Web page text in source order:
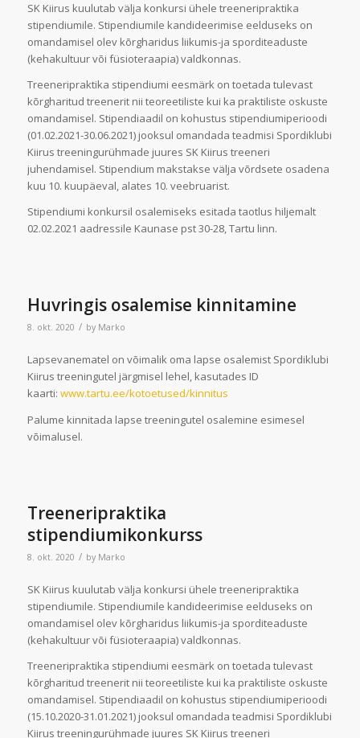
SK Kiirus kuulutab välja konkursi ühele treeneripraktika
stipendiumile. Stipendiumile kandideerimise eelduseks on
omandamisel olev kõrgharidus liikumis-ja sporditeaduste
(kehakultuur või füsioteraapia) valdkonnas.
Treeneripraktika stipendiumi eesmärk on toetada tulevast
kõrgharitud treenerit nii teoreetiliste kui ka praktiliste oskuste
omandamisel. Stipendiaadil on kohustus stipendiumiperioodi
(01.02.2021-30.06.2021) jooksul omandada teadmisi Spordiklubi
Kiirus treeningurühmade juures SK Kiirus treeneri
juhendamisel. Stipendium makstakse välja võrdsete osadena
kuu 10. kuupäeval, alates 10. veebruarist.
Stipendiumi konkursil osalemiseks esitada taotlus hiljemalt
02.02.2021 aadressile Kaunase pst 30-28, Tartu linn.
Huvringis osalemise kinnitamine
8. okt. 2020 / by Marko
Lapsevanematel on võimalik oma lapse osalemist Spordiklubi
Kiirus treeningutel järgmisel lehel, kasutades ID
kaarti: www.tartu.ee/kotoetused/kinnitus
Palume kinnitada lapse treeningutel osalemine esimesel
võimalusel.
Treeneripraktika
stipendiumikonkurss
8. okt. 2020 / by Marko
SK Kiirus kuulutab välja konkursi ühele treeneripraktika
stipendiumile. Stipendiumile kandideerimise eelduseks on
omandamisel olev kõrgharidus liikumis-ja sporditeaduste
(kehakultuur või füsioteraapia) valdkonnas.
Treeneripraktika stipendiumi eesmärk on toetada tulevast
kõrgharitud treenerit nii teoreetiliste kui ka praktiliste oskuste
omandamisel. Stipendiaadil on kohustus stipendiumiperioodi
(15.10.2020-31.01.2021) jooksul omandada teadmisi Spordiklubi
Kiirus treeningurühmade juures SK Kiirus treeneri